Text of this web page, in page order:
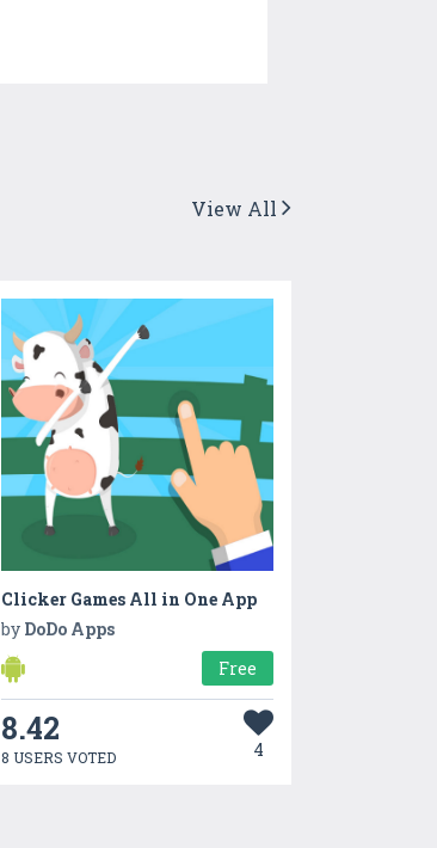
View All
Clicker Games All in One App
by DoDo Apps
Free
8.42
8 USERS VOTED 4